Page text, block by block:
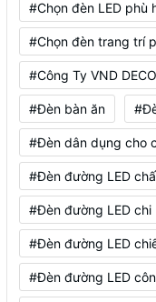
#Chọn đèn LED phù
#Chọn đèn trang trí
#Công Ty VND
#Đèn bàn ăn
#Đèn dân dụng cho
#Đèn đường LED
#Đèn đường LED chi
#Đèn đường LED
#Đèn đường LED